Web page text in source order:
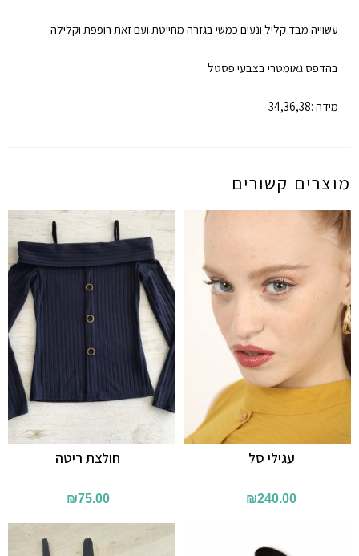
עשוייה מבד קליל ונעים כמשי בגזרה מחייטת ועם זאת רופפת וקלילה
בהדפס גאומטרי בצבעי פסטל
מידה :34,36,38
מוצרים קשורים
חולצת ריטה
₪75.00
עגילי סל
₪240.00